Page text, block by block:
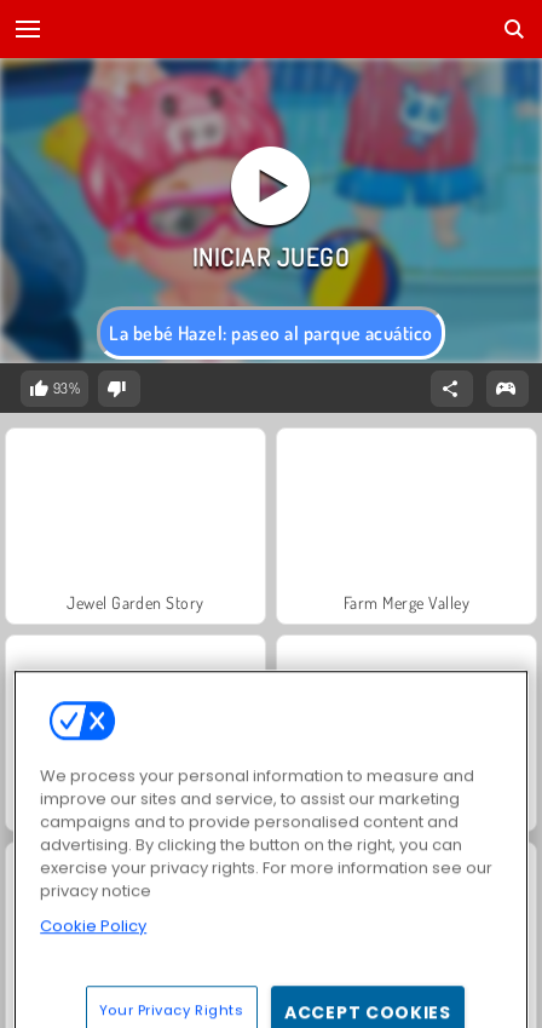
La bebé Hazel: paseo al parque acuático
93%
Jewel Garden Story Farm Merge Valley
Masha and the Bear: Meadows Royal Story
Scala 40 Juice Merge
We process your personal information to measure and
improve our sites and service, to assist our marketing
campaigns and to provide personalised content and
advertising. By clicking the button on the right, you can
exercise your privacy rights. For more information see our
privacy notice
Cookie Policy
Your Privacy Rights ACCEPT COOKIES